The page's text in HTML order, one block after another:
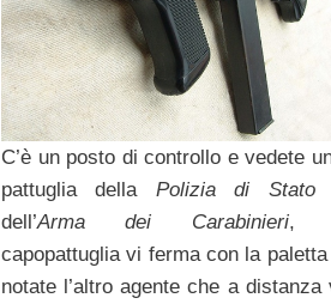
C’è un posto di controllo e vedete
pattuglia della Polizia di Stato
dell’Arma dei Carabinieri,
capopattuglia vi ferma con la paletta
notate l’altro agente che a distanza